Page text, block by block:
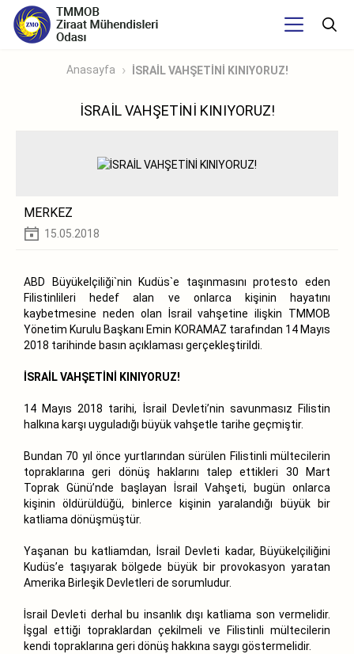
Anasayfa İSRAİL VAHŞETİNİ KINIYORUZ!
İSRAİL VAHŞETİNİ KINIYORUZ!
MERKEZ
15.05.2018
ABD Büyükelçiliği`nin Kudüs`e taşınmasını protesto eden
Filistinlileri hedef alan ve onlarca kişinin hayatını
kaybetmesine neden olan İsrail vahşetine ilişkin TMMOB
Yönetim Kurulu Başkanı Emin KORAMAZ tarafından 14 Mayıs
2018 tarihinde basın açıklaması gerçekleştirildi.
İSRAİL VAHŞETİNİ KINIYORUZ!
14 Mayıs 2018 tarihi, İsrail Devleti’nin savunmasız Filistin
halkına karşı uyguladığı büyük vahşetle tarihe geçmiştir.
Bundan 70 yıl önce yurtlarından sürülen Filistinli mültecilerin
topraklarına geri dönüş haklarını talep ettikleri 30 Mart
Toprak Günü’nde başlayan İsrail Vahşeti, bugün onlarca
kişinin öldürüldüğü, binlerce kişinin yaralandığı büyük bir
katliama dönüşmüştür.
Yaşanan bu katliamdan, İsrail Devleti kadar, Büyükelçiliğini
Kudüs’e taşıyarak bölgede büyük bir provokasyon yaratan
Amerika Birleşik Devletleri de sorumludur.
İsrail Devleti derhal bu insanlık dışı katliama son vermelidir.
İşgal ettiği topraklardan çekilmeli ve Filistinli mültecilerin
kendi topraklarına geri dönüş hakkına saygı göstermelidir.